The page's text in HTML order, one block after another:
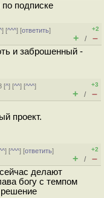
по подписке
] [^^^] [ответить]
+2
+ / –
и заброшенный -
[^] [^^] [^^^]
+3
+ / –
проект.
] [^^^] [ответить]
+2
+ / –
делают
богу с темпом
решение